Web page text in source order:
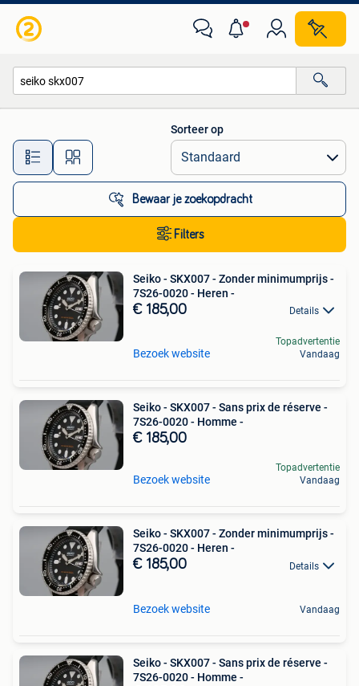
Alle afstanden…
Sorteer op
Bewaar je zoekopdracht
Filters
Seiko - SKX007 - Zonder minimumprijs -
7S26-0020 - Heren -
€ 185,00 Details
Bezoek website
Topadvertentie
Vandaag
Seiko - SKX007 - Sans prix de réserve -
7S26-0020 - Homme -
€ 185,00
Bezoek website
Topadvertentie
Vandaag
Seiko - SKX007 - Zonder minimumprijs -
7S26-0020 - Heren -
€ 185,00 Details
Bezoek website Vandaag
Seiko - SKX007 - Sans prix de réserve -
7S26-0020 - Homme -